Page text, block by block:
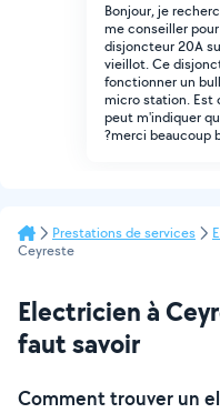
Bonjour, je
me conseiller
disjoncteur 20A
vieillot. Ce
fonctionner un
micro station. Est
peut m'indiquer
?merci beaucoup
Prestations de services
Ceyreste
Electricien à
faut savoir
Comment trouver un